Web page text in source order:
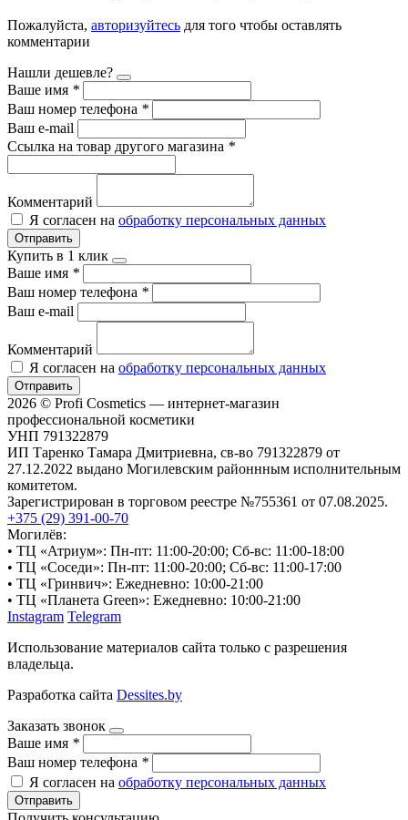
Пожалуйста, авторизуйтесь для того чтобы оставлять
комментарии
Нашли дешевле?
Ваше имя *
Ваш номер телефона *
Ваш e-mail
Ссылка на товар другого магазина *
Комментарий
Я согласен на обработку персональных данных
Отправить
Купить в 1 клик
Ваше имя *
Ваш номер телефона *
Ваш e-mail
Комментарий
Я согласен на обработку персональных данных
Отправить
2026 © Profi Cosmetics — интернет-магазин
профессиональной косметики
УНП 791322879
ИП Таренко Тамара Дмитриевна, св-во 791322879 от
27.12.2022 выдано Могилевским районнным исполнительным
комитетом.
Зарегистрирован в торговом реестре №755361 от 07.08.2025.
+375 (29) 391-00-70
Могилёв:
• ТЦ «Атриум»: Пн-пт: 11:00-20:00; Сб-вс: 11:00-18:00
• ТЦ «Соседи»: Пн-пт: 11:00-20:00; Сб-вс: 11:00-17:00
• ТЦ «Гринвич»: Ежедневно: 10:00-21:00
• ТЦ «Планета Green»: Ежедневно: 10:00-21:00
Instagram Telegram
Использование материалов сайта только с разрешения
владельца.
Разработка сайта Dessites.by
Заказать звонок
Ваше имя *
Ваш номер телефона *
Я согласен на обработку персональных данных
Отправить